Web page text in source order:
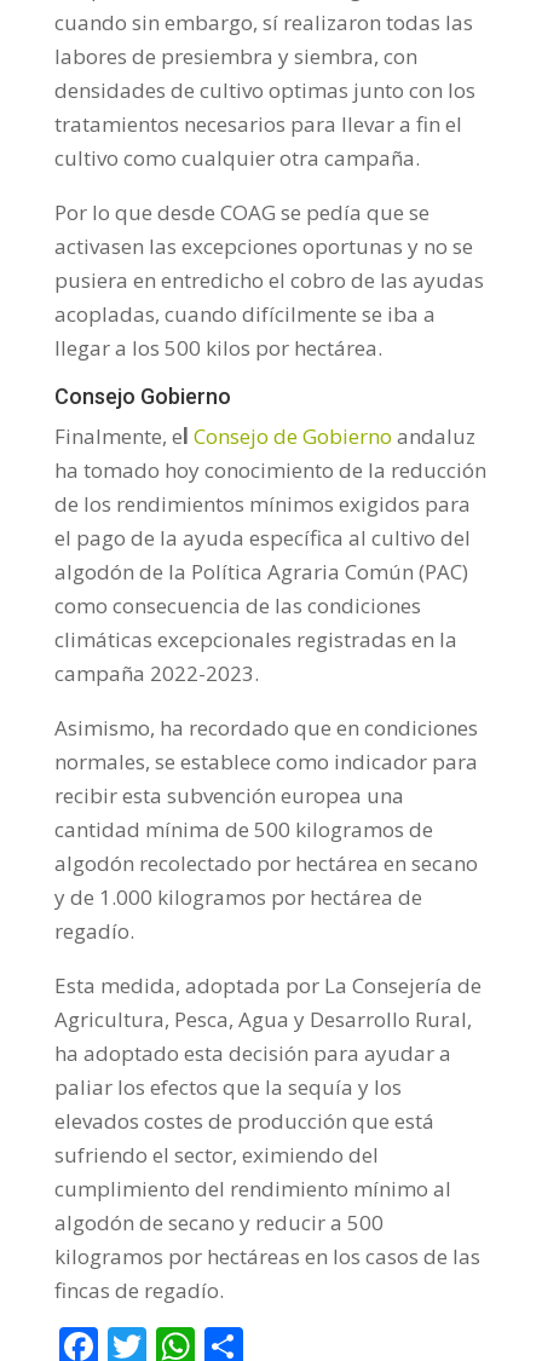
cuando sin embargo, sí realizaron todas las
labores de presiembra y siembra, con
densidades de cultivo optimas junto con los
tratamientos necesarios para llevar a fin el
cultivo como cualquier otra campaña.
Por lo que desde COAG se pedía que se
activasen las excepciones oportunas y no se
pusiera en entredicho el cobro de las ayudas
acopladas, cuando difícilmente se iba a
llegar a los 500 kilos por hectárea.
Consejo Gobierno
Finalmente, el Consejo de Gobierno andaluz
ha tomado hoy conocimiento de la reducción
de los rendimientos mínimos exigidos para
el pago de la ayuda específica al cultivo del
algodón de la Política Agraria Común (PAC)
como consecuencia de las condiciones
climáticas excepcionales registradas en la
campaña 2022-2023.
Asimismo, ha recordado que en condiciones
normales, se establece como indicador para
recibir esta subvención europea una
cantidad mínima de 500 kilogramos de
algodón recolectado por hectárea en secano
y de 1.000 kilogramos por hectárea de
regadío.
Esta medida, adoptada por La Consejería de
Agricultura, Pesca, Agua y Desarrollo Rural,
ha adoptado esta decisión para ayudar a
paliar los efectos que la sequía y los
elevados costes de producción que está
sufriendo el sector, eximiendo del
cumplimiento del rendimiento mínimo al
algodón de secano y reducir a 500
kilogramos por hectáreas en los casos de las
fincas de regadío.
F T W C